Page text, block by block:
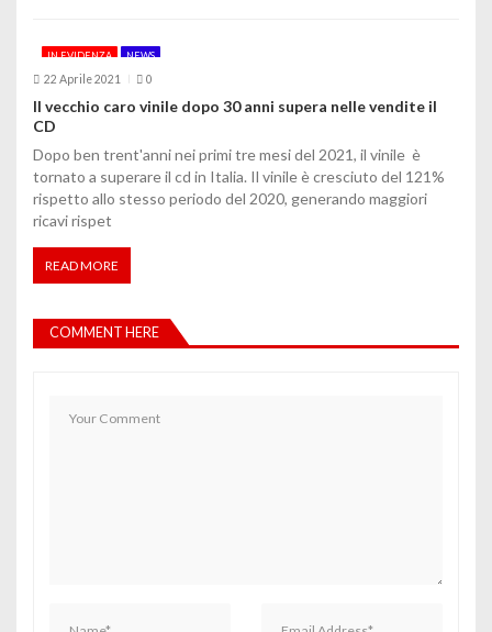
IN EVIDENZA NEWS
22 Aprile 2021 0
Il vecchio caro vinile dopo 30 anni supera nelle vendite il
CD
Dopo ben trent'anni nei primi tre mesi del 2021, il vinile è
tornato a superare il cd in Italia. Il vinile è cresciuto del 121%
rispetto allo stesso periodo del 2020, generando maggiori
ricavi rispet
READ MORE
COMMENT HERE